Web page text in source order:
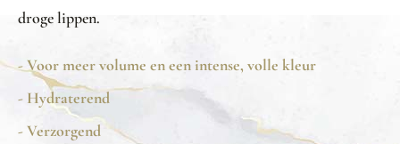
droge lippen.
- Voor meer volume en een intense, volle kleur
- Hydraterend
- Verzorgend